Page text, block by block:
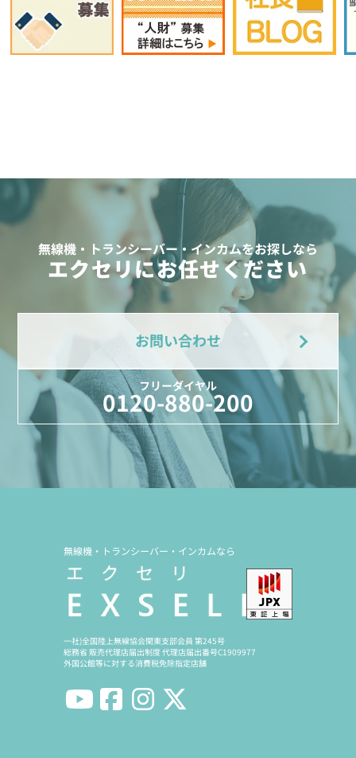
無線機・トランシーバー・インカムをお探しなら
エクセリにお任せください
お問い合わせ
フリーダイヤル
0120-880-200
無線機・トランシーバー・インカムなら
一社)全国陸上無線協会関東支部会員 第245号
総務省 販売代理店届出制度 代理店届出番号C1909977
外国公館等に対する消費税免除指定店舗